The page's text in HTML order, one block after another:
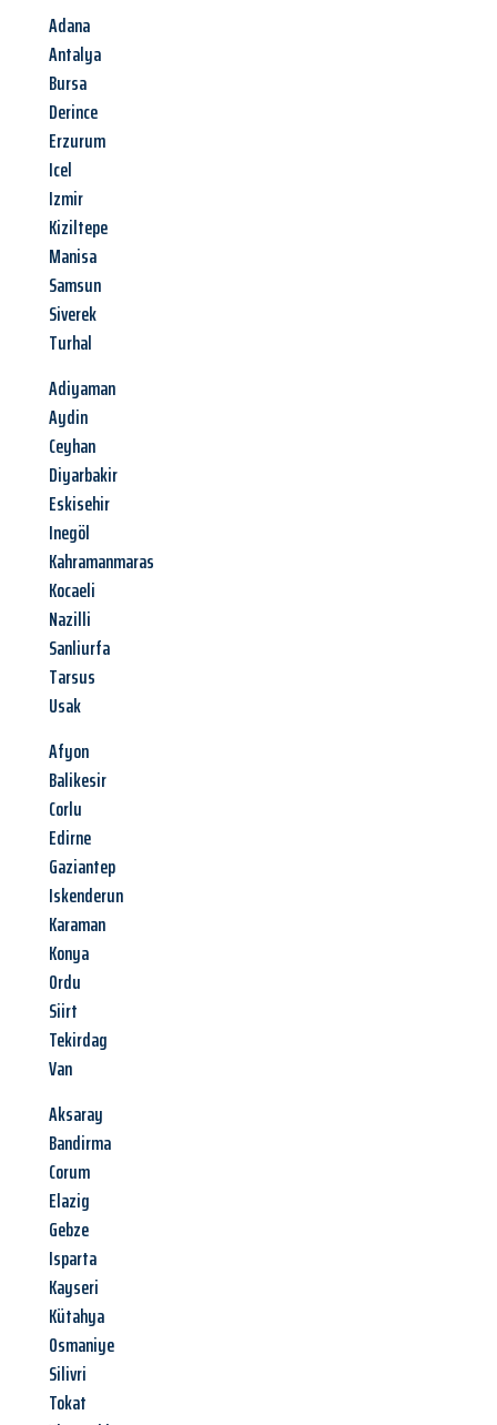
Adana
Antalya
Bursa
Derince
Erzurum
Icel
Izmir
Kiziltepe
Manisa
Samsun
Siverek
Turhal
Adiyaman
Aydin
Ceyhan
Diyarbakir
Eskisehir
Inegöl
Kahramanmaras
Kocaeli
Nazilli
Sanliurfa
Tarsus
Usak
Afyon
Balikesir
Corlu
Edirne
Gaziantep
Iskenderun
Karaman
Konya
Ordu
Siirt
Tekirdag
Van
Aksaray
Bandirma
Corum
Elazig
Gebze
Isparta
Kayseri
Kütahya
Osmaniye
Silivri
Tokat